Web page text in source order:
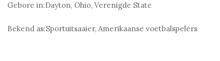
Gebore in:Dayton, Ohio, Verenigde State
Bekend as:Sportuitsaaier, Amerikaanse voetbalspelers